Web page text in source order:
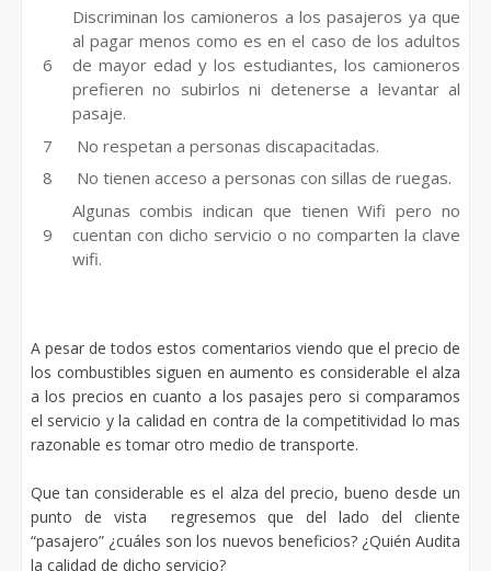
Discriminan los camioneros a los pasajeros ya que
al pagar menos como es en el caso de los adultos
de mayor edad y los estudiantes, los camioneros
prefieren no subirlos ni detenerse a levantar al
pasaje.
No respetan a personas discapacitadas.
No tienen acceso a personas con sillas de ruegas.
Algunas combis indican que tienen Wifi pero no
cuentan con dicho servicio o no comparten la clave
wifi.
A pesar de todos estos comentarios viendo que el precio de
los combustibles siguen en aumento es considerable el alza
a los precios en cuanto a los pasajes pero si comparamos
el servicio y la calidad en contra de la competitividad lo mas
razonable es tomar otro medio de transporte.
Que tan considerable es el alza del precio, bueno desde un
punto de vista regresemos que del lado del cliente
“pasajero” ¿cuáles son los nuevos beneficios? ¿Quién Audita
la calidad de dicho servicio?